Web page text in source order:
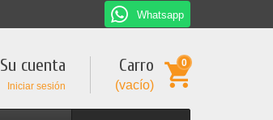
Whatsapp
Carro
(vacío)
0
Su cuenta
Iniciar sesión